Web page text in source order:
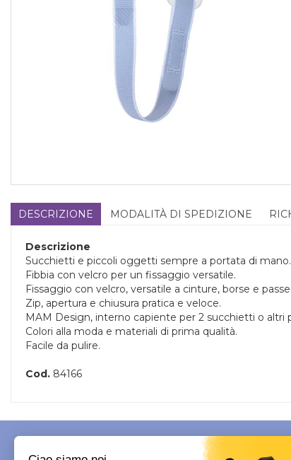
DESCRIZIONE MODALITÀ DI SPEDIZIONE
Descrizione
Succhietti e piccoli oggetti sempre a portata di mano.
Fibbia con velcro per un fissaggio versatile.
Fissaggio con velcro, versatile a cinture, borse e
Zip, apertura e chiusura pratica e veloce.
MAM Design, interno capiente per 2 succhietti o
Colori alla moda e materiali di prima qualità.
Facile da pulire.
Cod. 84166